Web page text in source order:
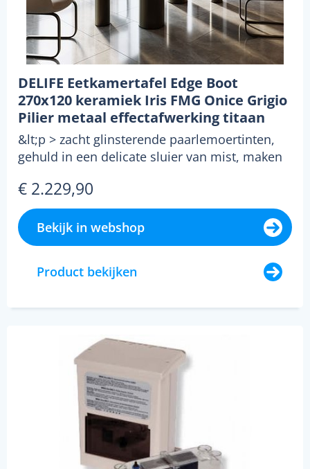
DELIFE Eetkamertafel Edge Boot
270x120 keramiek Iris FMG Onice Grigio
Pilier metaal effectafwerking titaan
&lt;p > zacht glinsterende paarlemoertinten,
gehuld in een delicate sluier van mist, maken
€ 2.229,90
Bekijk in webshop
Product bekijken